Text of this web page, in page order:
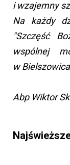
i wzajemny
Na każdy
"Szczęść
wspólnej
w
Abp Wiktor